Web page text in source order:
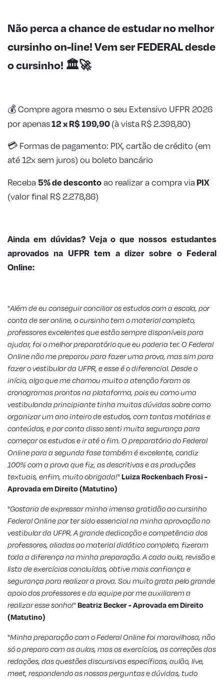
Não perca a chance de estudar no melhor
cursinho on-line! Vem ser FEDERAL desde
o cursinho! 🏛️🚀
💰Compre agora mesmo o seu Extensivo UFPR 2026
por apenas12 x R$ 199,90(à vista R$ 2.398,80)
💳 Formas de pagamento: PIX, cartão de crédito (em
até 12x sem juros) ou boleto bancário
Receba 5% de descontoao realizar a compra via PIX
(valor final R$ 2.278,86)
Ainda em dúvidas? Veja o que nossos estudantes
aprovados na UFPR tem a dizer sobre o Federal
Online:
"Além de eu conseguir conciliar os estudos com a escola, por
conta de ser online, o cursinho tem o material completo,
professores excelentes que estão sempre disponíveis para
ajudar, foi o melhor preparatório que eu poderia ter. O Federal
Online não me preparou para fazer uma prova, mas sim para
fazer o vestibular da UFPR, e esse é o diferencial. Desde o
início, algo que me chamou muito a atenção foram os
cronogramas prontos na plataforma, pois eu como uma
vestibulanda principiante tinha muitas dúvidas sobre como
organizar um ano inteiro de estudos, com tantas matérias e
conteúdos, e por conta disso senti muita segurança para
começar os estudos e ir até o fim. O preparatório do Federal
Online para a segunda fase também é excelente, condiz
100% com a prova que fiz, as descritivas e as produções
textuais, enfim, muito obrigada!"Luiza Rockenbach Frosi -
Aprovada em Direito (Matutino)
"Gostaria de expressar minha imensa gratidão ao cursinho
Federal Online por ter sido essencial na minha aprovação no
vestibular da UFPR. A grande dedicação e competência dos
professores, aliadas ao material didático completo, fizeram
toda a diferença na minha preparação. A cada aula, revisão e
lista de exercícios concluídas, obtive mais confiança e
segurança para realizar a prova. Sou muito grata pelo grande
apoio dos professores e da equipe por me auxiliarem a
realizar esse sonho!"Beatriz Becker - Aprovada em Direito
(Matutino)
"Minha preparação com o Federal Online foi maravilhosa, não
só o preparo com as aulas, mas os exercícios, as correções das
redações, das questões discursivas específicas, aulão, live,
meet, respondendo as nossas perguntas e dúvidas, tudo